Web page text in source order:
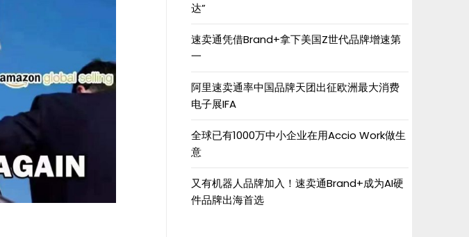
达”
速卖通凭借Brand+拿下美国Z世代品牌增速第
一
阿里速卖通率中国品牌天团出征欧洲最大消费
电子展IFA
全球已有1000万中小企业在用Accio Work做生
意
又有机器人品牌加入！速卖通Brand+成为AI硬
件品牌出海首选